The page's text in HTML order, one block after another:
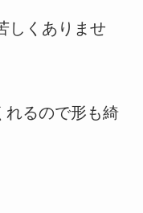
しくありませ
れるので形も綺